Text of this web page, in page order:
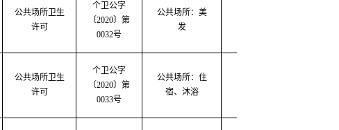
公共场所卫生
许可
个卫公字
〔2020〕第
0032号
公共场所：美
发
公共场所卫生
许可
个卫公字
〔2020〕第
0033号
公共场所：住
宿、沐浴